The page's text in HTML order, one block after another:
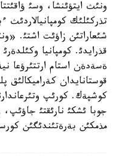
ونئث ايتؤئنشا، وسئ
تذركئلئك كومپانيالاردئث
ةسةدةن استام ارتتئرؤعا
قوستانايدان كةراميكالئق
كوشپةك. كورئپ
جوبا ئشكئ نارئقتئ
مذمكئن بةرةتئندئگئن